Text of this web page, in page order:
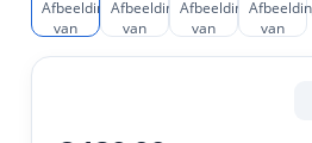
primers